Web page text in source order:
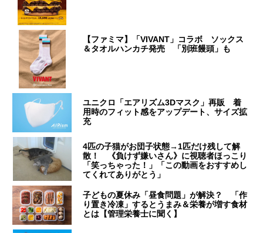
【ファミマ】「VIVANT」コラボ ソックス
＆タオルハンカチ発売 「別班饅頭」も
ユニクロ「エアリズム3Dマスク」再販 着
用時のフィット感をアップデート、サイズ拡
充
4匹の子猫がお団子状態→1匹だけ残して解
散！ 《負けず嫌いさん》に視聴者ほっこり
「笑っちゃった！」「この動画をおすすめし
てくれてありがとう」
子どもの夏休み「昼食問題」が解決？ 「作
り置き冷凍」するとうまみ＆栄養が増す食材
とは【管理栄養士に聞く】